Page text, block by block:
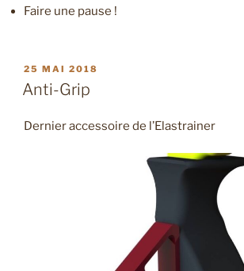
Faire une pause !
PUBLIÉ
LE
25 MAI 2018
Anti-Grip
Dernier accessoire de l’Elastrainer